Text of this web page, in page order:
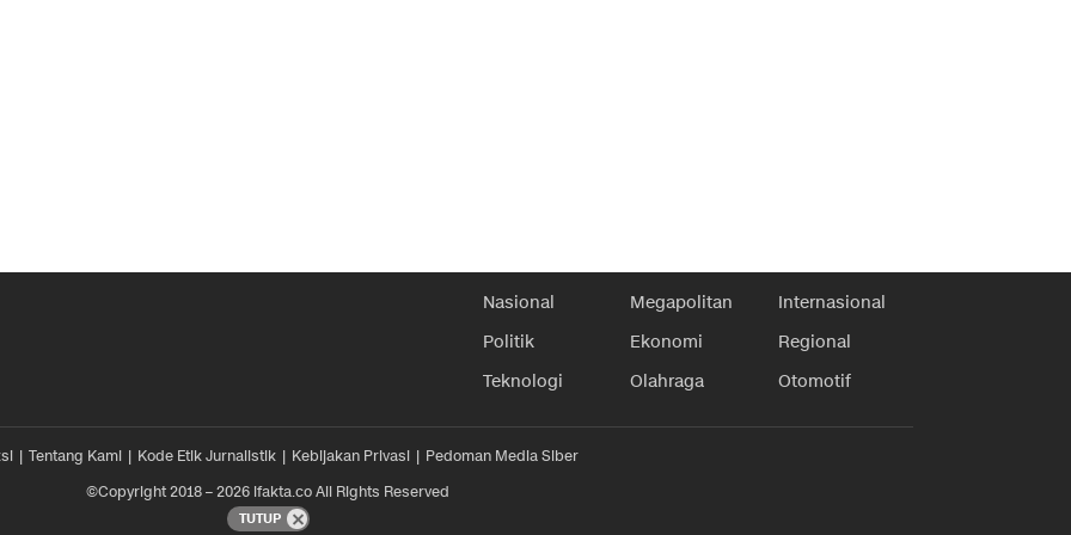
Nasional Megapolitan
Internasional
Politik
Ekonomi
Regional
Teknologi
Olahraga Otomotif
Tentang Kami Kode Etik Jurnalistik Kebijakan Privasi
Pedoman Media Siber
©Copyright 2018 – 2026 ifakta.co All Rights Reserved
TUTUP